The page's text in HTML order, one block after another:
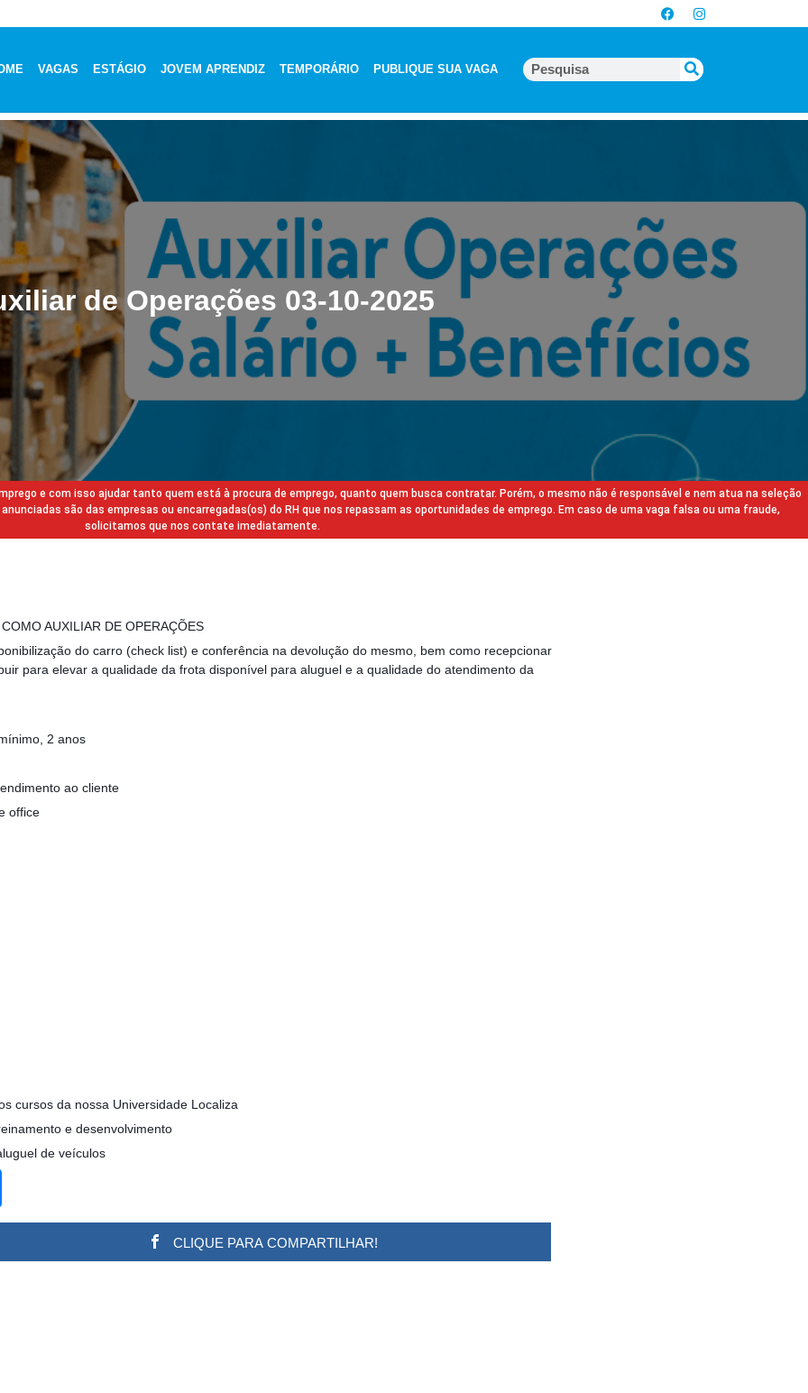
VAGAS ESTÁGIO JOVEM APRENDIZ TEMPORÁRIO PUBLIQUE SUA VAGA
de Operações 03-10-2025
e com isso ajudar tanto quem está à procura de emprego, quanto quem busca contratar. Porém, o mesmo não é responsável e nem atua na seleção
são das empresas ou encarregadas(os) do RH que nos repassam as oportunidades de emprego. Em caso de uma vaga falsa ou uma fraude,
solicitamos que nos contate imediatamente.
AUXILIAR DE OPERAÇÕES
do carro (check list) e conferência na devolução do mesmo, bem como recepcionar
para elevar a qualidade da frota disponível para aluguel e a qualidade do atendimento da
2 anos
ao cliente
office
cursos da nossa Universidade Localiza
e desenvolvimento
de veículos
CLIQUE PARA COMPARTILHAR!